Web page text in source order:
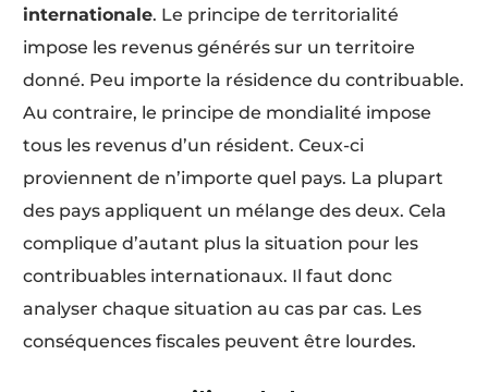
internationale. Le principe de territorialité
impose les revenus générés sur un territoire
donné. Peu importe la résidence du contribuable.
Au contraire, le principe de mondialité impose
tous les revenus d’un résident. Ceux-ci
proviennent de n’importe quel pays. La plupart
des pays appliquent un mélange des deux. Cela
complique d’autant plus la situation pour les
contribuables internationaux. Il faut donc
analyser chaque situation au cas par cas. Les
conséquences fiscales peuvent être lourdes.